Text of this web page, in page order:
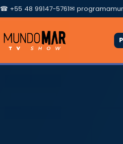
☎ +55 48 99147-5761✉